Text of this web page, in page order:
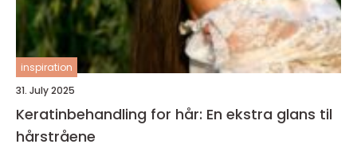
inspiration
31. July 2025
Keratinbehandling for hår: En ekstra glans til
hårstråene